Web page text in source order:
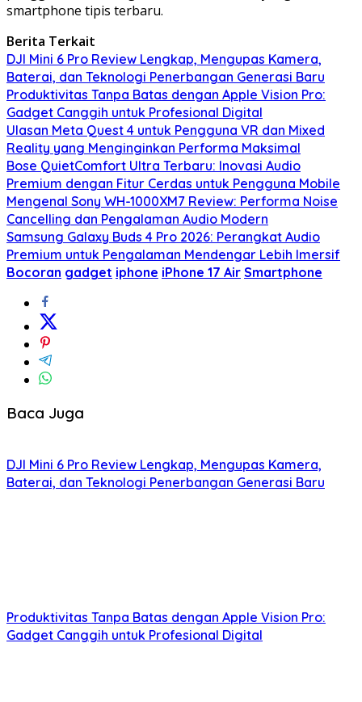
smartphone tipis terbaru.
Berita Terkait
DJI Mini 6 Pro Review Lengkap, Mengupas Kamera,
Baterai, dan Teknologi Penerbangan Generasi Baru
Produktivitas Tanpa Batas dengan Apple Vision Pro:
Gadget Canggih untuk Profesional Digital
Ulasan Meta Quest 4 untuk Pengguna VR dan Mixed
Reality yang Menginginkan Performa Maksimal
Bose QuietComfort Ultra Terbaru: Inovasi Audio
Premium dengan Fitur Cerdas untuk Pengguna Mobile
Mengenal Sony WH-1000XM7 Review: Performa Noise
Cancelling dan Pengalaman Audio Modern
Samsung Galaxy Buds 4 Pro 2026: Perangkat Audio
Premium untuk Pengalaman Mendengar Lebih Imersif
Bocoran gadget iphone iPhone 17 Air Smartphone
Baca Juga
DJI Mini 6 Pro Review Lengkap, Mengupas Kamera,
Baterai, dan Teknologi Penerbangan Generasi Baru
Produktivitas Tanpa Batas dengan Apple Vision Pro:
Gadget Canggih untuk Profesional Digital